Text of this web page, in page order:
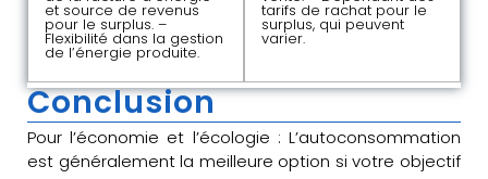
et source de revenus
pour le surplus. –
Flexibilité dans la gestion
de l’énergie produite.
tarifs de rachat pour le
surplus, qui peuvent
varier.
Conclusion
Pour l’économie et l’écologie : L’autoconsommation
est généralement la meilleure option si votre objectif